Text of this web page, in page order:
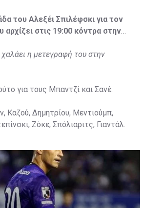
του Αλεξέι Σπιλέφσκι για τον
αρχίζει στις 19:00 κόντρα στην
η μετεγραφή του στην
για τους Μπαντζί και Σανέ.
Καζού, Δημητρίου, Μεντιούμπ,
Ζόκε, Σπόλιαριτς, Γιαντάλ.